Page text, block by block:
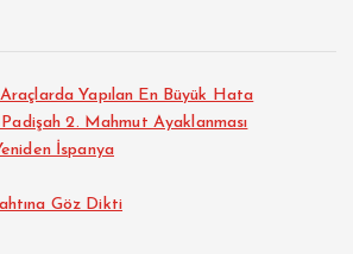
Yapılan En Büyük Hata
2. Mahmut Ayaklanması
İspanya
Göz Dikti